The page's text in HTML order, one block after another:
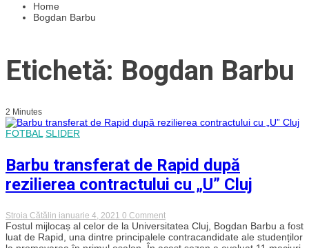
Home
Bogdan Barbu
Etichetă: Bogdan Barbu
2 Minutes
FOTBAL SLIDER
Barbu transferat de Rapid după
rezilierea contractului cu „U” Cluj
Stroia Cătălin ianuarie 4, 2021 0 Commenton
Barbu
transferat
de
Fostul mijlocaș al celor de la Universitatea Cluj, Bogdan Barbu a fost
luat de Rapid, una dintre principalele contracandidate ale studenților